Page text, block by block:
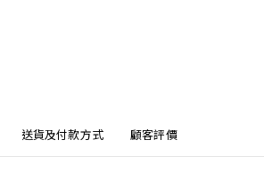
送貨及付款方式 顧客評價